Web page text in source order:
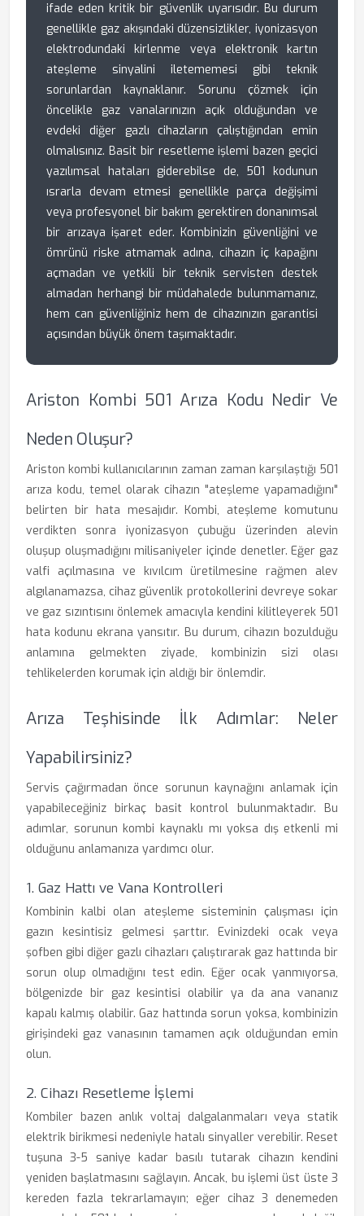
ifade eden kritik bir güvenlik uyarısıdır. Bu durum
genellikle gaz akışındaki düzensizlikler, iyonizasyon
elektrodundaki kirlenme veya elektronik kartın
ateşleme sinyalini iletememesi gibi teknik
sorunlardan kaynaklanır. Sorunu çözmek için
öncelikle gaz vanalarınızın açık olduğundan ve
evdeki diğer gazlı cihazların çalıştığından emin
olmalısınız. Basit bir resetleme işlemi bazen geçici
yazılımsal hataları giderebilse de, 501 kodunun
ısrarla devam etmesi genellikle parça değişimi
veya profesyonel bir bakım gerektiren donanımsal
bir arızaya işaret eder. Kombinizin güvenliğini ve
ömrünü riske atmamak adına, cihazın iç kapağını
açmadan ve yetkili bir teknik servisten destek
almadan herhangi bir müdahalede bulunmamanız,
hem can güvenliğiniz hem de cihazınızın garantisi
açısından büyük önem taşımaktadır.
Ariston Kombi 501 Arıza Kodu Nedir Ve
Neden Oluşur?
Ariston kombi kullanıcılarının zaman zaman karşılaştığı 501
arıza kodu, temel olarak cihazın "ateşleme yapamadığını"
belirten bir hata mesajıdır. Kombi, ateşleme komutunu
verdikten sonra iyonizasyon çubuğu üzerinden alevin
oluşup oluşmadığını milisaniyeler içinde denetler. Eğer gaz
valfi açılmasına ve kıvılcım üretilmesine rağmen alev
algılanamazsa, cihaz güvenlik protokollerini devreye sokar
ve gaz sızıntısını önlemek amacıyla kendini kilitleyerek 501
hata kodunu ekrana yansıtır. Bu durum, cihazın bozulduğu
anlamına gelmekten ziyade, kombinizin sizi olası
tehlikelerden korumak için aldığı bir önlemdir.
Arıza Teşhisinde İlk Adımlar: Neler
Yapabilirsiniz?
Servis çağırmadan önce sorunun kaynağını anlamak için
yapabileceğiniz birkaç basit kontrol bulunmaktadır. Bu
adımlar, sorunun kombi kaynaklı mı yoksa dış etkenli mi
olduğunu anlamanıza yardımcı olur.
1. Gaz Hattı ve Vana Kontrolleri
Kombinin kalbi olan ateşleme sisteminin çalışması için
gazın kesintisiz gelmesi şarttır. Evinizdeki ocak veya
şofben gibi diğer gazlı cihazları çalıştırarak gaz hattında bir
sorun olup olmadığını test edin. Eğer ocak yanmıyorsa,
bölgenizde bir gaz kesintisi olabilir ya da ana vananız
kapalı kalmış olabilir. Gaz hattında sorun yoksa, kombinizin
girişindeki gaz vanasının tamamen açık olduğundan emin
olun.
2. Cihazı Resetleme İşlemi
Kombiler bazen anlık voltaj dalgalanmaları veya statik
elektrik birikmesi nedeniyle hatalı sinyaller verebilir. Reset
tuşuna 3-5 saniye kadar basılı tutarak cihazın kendini
yeniden başlatmasını sağlayın. Ancak, bu işlemi üst üste 3
kereden fazla tekrarlamayın; eğer cihaz 3 denemeden